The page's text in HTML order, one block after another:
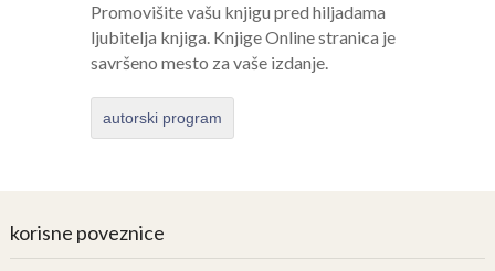
Promovišite vašu knjigu pred hiljadama
ljubitelja knjiga. Knjige Online stranica je
savršeno mesto za vaše izdanje.
autorski program
korisne poveznice